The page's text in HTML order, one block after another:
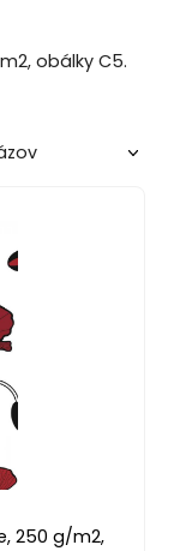
obálky C5.
250 g/m2,